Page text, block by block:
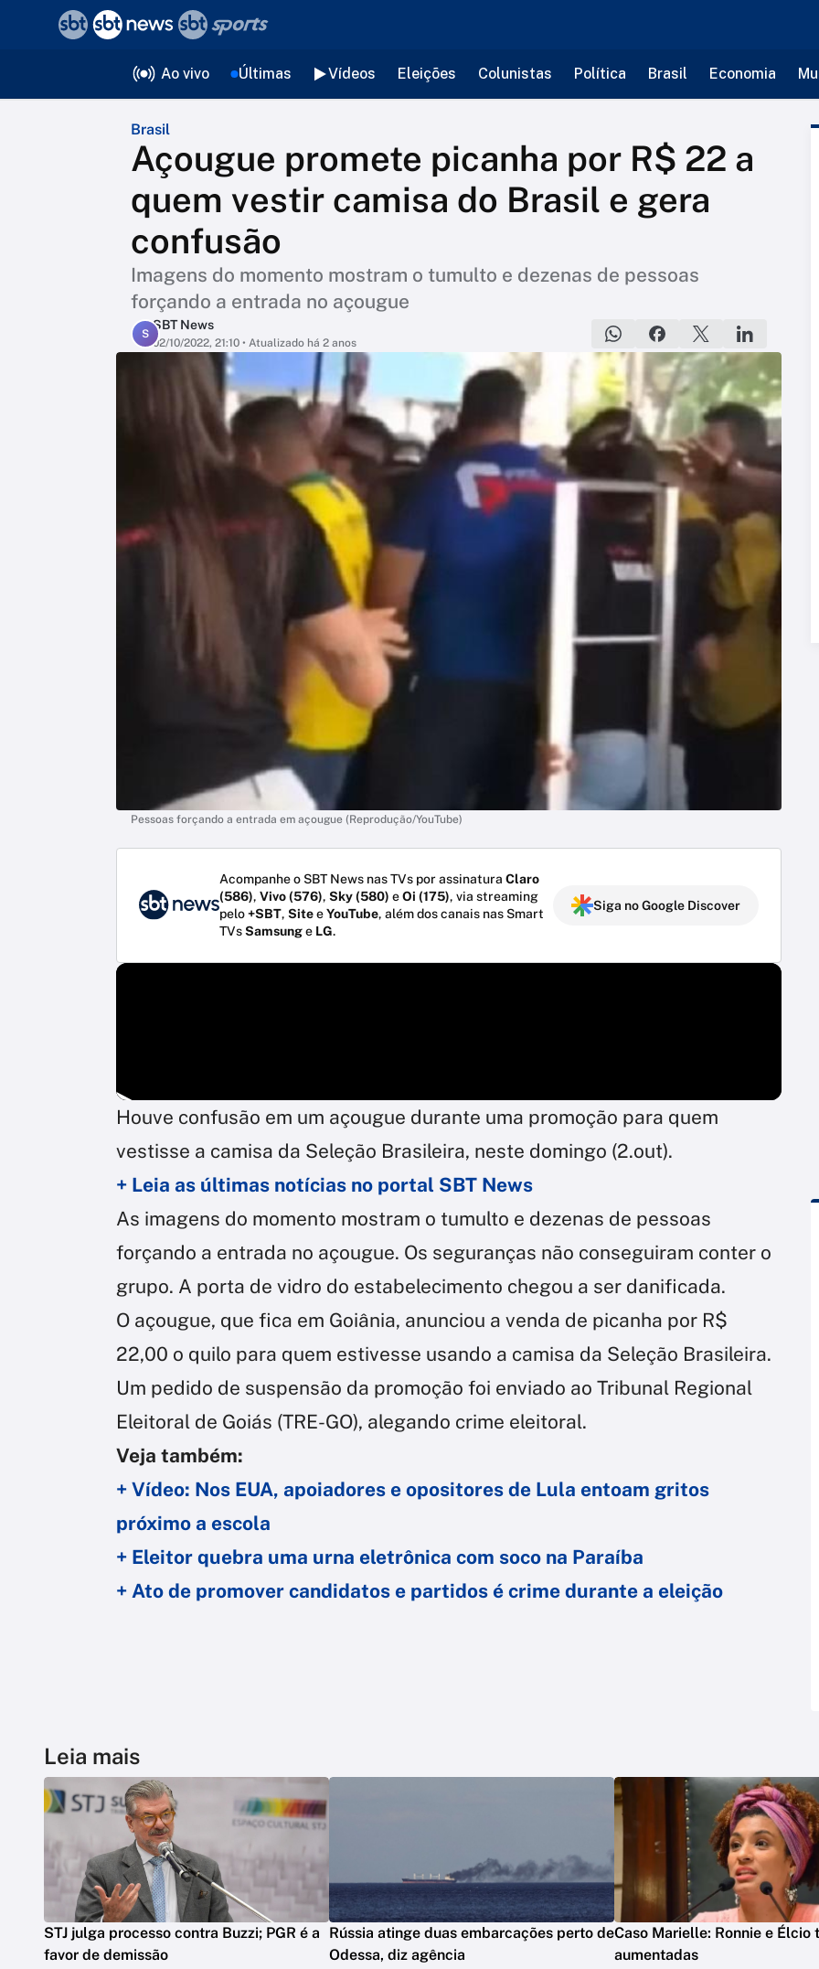
Ao vivo Últimas Vídeos Eleições Colunistas Política Brasil Economia
Brasil
Açougue promete picanha por R$ 22 a
quem vestir camisa do Brasil e gera
confusão
Imagens do momento mostram o tumulto e dezenas de pessoas
forçando a entrada no açougue
S
SBT News
02/10/2022, 21:10 • Atualizado há 2 anos
Pessoas forçando a entrada em açougue (Reprodução/YouTube)
Acompanhe o SBT News nas TVs por assinatura Claro
(586), Vivo (576), Sky (580) eOi (175), via streaming
pelo+SBT, SiteeYouTube, além dos canais nas Smart
TVsSamsunge LG.
Siga no Google Discover
Houve confusão em um açougue durante uma promoção para quem
vestisse a camisa da Seleção Brasileira, neste domingo (2.out).
+ Leia as últimas notícias no portal SBT News
As imagens do momento mostram o tumulto e dezenas de pessoas
forçando a entrada no açougue. Os seguranças não conseguiram conter o
grupo. A porta de vidro do estabelecimento chegou a ser danificada.
O açougue, que fica em Goiânia, anunciou a venda de picanha por R$
22,00 o quilo para quem estivesse usando a camisa da Seleção Brasileira.
Um pedido de suspensão da promoção foi enviado ao Tribunal Regional
Eleitoral de Goiás (TRE-GO), alegando crime eleitoral.
Veja também:
+ Vídeo: Nos EUA, apoiadores e opositores de Lula entoam gritos
próximo a escola
+ Eleitor quebra uma urna eletrônica com soco na Paraíba
+ Ato de promover candidatos e partidos é crime durante a eleição
Leia mais
STJ julga processo contra Buzzi; PGR é a
favor de demissão
Rússia atinge duas embarcações perto de
Odessa, diz agência
Caso Marielle: Ronnie e Élcio
aumentadas
voltar
Editorias